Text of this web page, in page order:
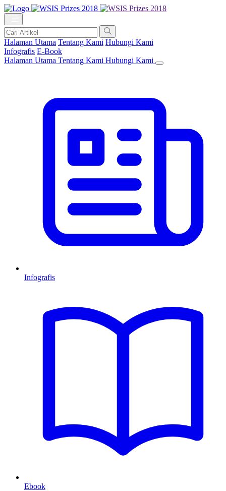
Halaman Utama Tentang Kami Hubungi Kami
Infografis E-Book
Halaman Utama Tentang Kami Hubungi Kami
Infografis
Ebook